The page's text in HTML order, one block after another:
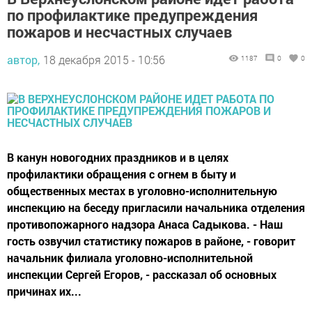
по профилактике предупреждения
пожаров и несчастных случаев
автор, 18 декабря 2015 - 10:56 1187 0 0
В канун новогодних праздников и в целях
профилактики обращения с огнем в быту и
общественных местах в уголовно-исполнительную
инспекцию на беседу пригласили начальника отделения
противопожарного надзора Анаса Садыкова. - Наш
гость озвучил статистику пожаров в районе, - говорит
начальник филиала уголовно-исполнительной
инспекции Сергей Егоров, - рассказал об основных
причинах их...